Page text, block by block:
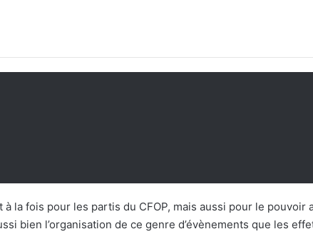
la fois pour les partis du CFOP, mais aussi pour le pouvoir
bien l’organisation de ce genre d’évènements que les